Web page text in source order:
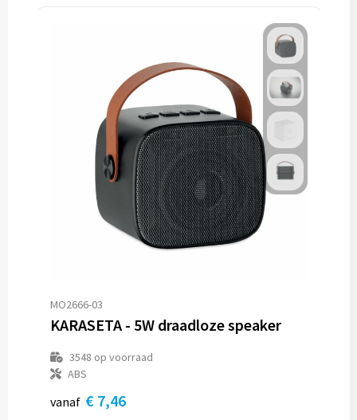
MO2666-03
KARASETA - 5W draadloze speaker
3548 op voorraad
ABS
vanaf € 7,46